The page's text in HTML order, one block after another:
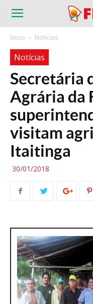
Início Notícias
Notícias
Secretária
Agrária da
visitam
Itaitinga
30/01/2018